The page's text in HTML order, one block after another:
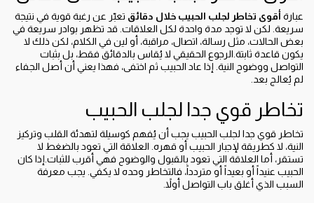
عبارة أقوى تخاطر لجلب الحبيب خلال دقائق تعبّر عن رغبة قوية في نتيجة
سريعة. لكن لا توجد مدة واحدة لكل العلاقات. قد تظهر بوادر سريعة في
بعض الحالات، مثل رسالة، اتصال، مراقبة، أو لين في الكلام، لكن ذلك لا
يكون قاعدة ثابتة.الرجوع الحقيقي لا يُقاس بالدقائق فقط، بل بثبات
التواصل ووضوح النية. إذا عاد الحبيب ثم اختفى، فهذا يعني أن أصل الجفاء
لم يُعالج بعد.
تخاطر قوي جدا لجلب الحبيب
تخاطر قوي جدا لجلب الحبيب يجب أن يُفهم كوسيلة لتهدئة القلب وتركيز
النية، لا كطريقة لإجبار الحبيب أو قهره. العلاقة التي تعود بالضغط لا
تستقر، أما العلاقة التي تعود بالقبول والوضوح فهي أقرب للثبات.إذا كان
الحبيب عنيداً أو بعيداً أو متردداً، فالتخاطر وحده لا يكفي. يجب معرفة
السبب الذي أغلق باب التواصل أولاً.